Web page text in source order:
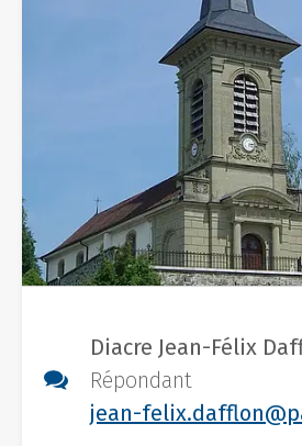
Diacre Jean-Félix
Répondant
jean-